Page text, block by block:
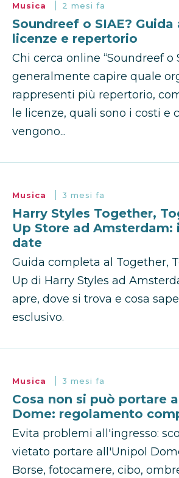
Musica 2 mesi fa
Soundreef o SIAE? Guida
licenze e repertorio
Chi cerca online “Soundreef o
generalmente capire quale
rappresenti più repertorio,
le licenze, quali sono i costi e
vengono...
Musica 3 mesi fa
Harry Styles Together,
Up Store ad Amsterdam:
date
Guida completa al Together,
Up di Harry Styles ad
apre, dove si trova e cosa
esclusivo.
Musica 3 mesi fa
Cosa non si può portare
Dome: regolamento
Evita problemi all'ingresso:
vietato portare all'Unipol
Borse, fotocamere, cibo,